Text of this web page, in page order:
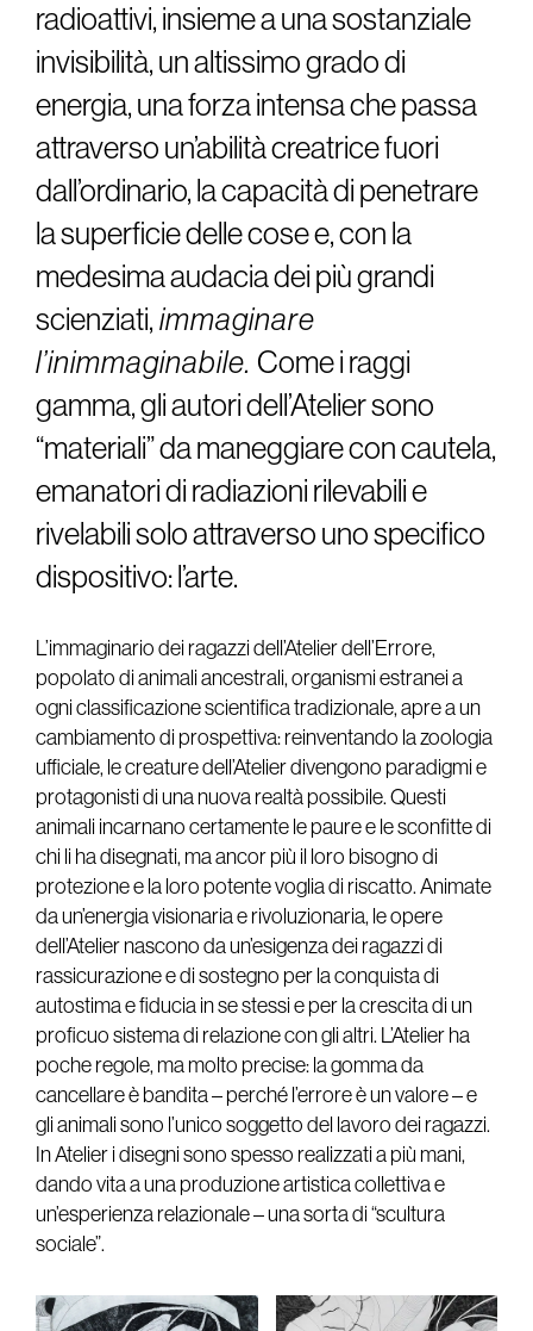
radioattivi, insieme a una sostanziale
invisibilità, un altissimo grado di
energia, una forza intensa che passa
attraverso un’abilità creatrice fuori
dall’ordinario, la capacità di penetrare
la superficie delle cose e, con la
medesima audacia dei più grandi
scienziati, immaginare
l’inimmaginabile. Come i raggi
gamma, gli autori dell’Atelier sono
“materiali” da maneggiare con cautela,
emanatori di radiazioni rilevabili e
rivelabili solo attraverso uno specifico
dispositivo: l’arte.
L’immaginario dei ragazzi dell’Atelier dell’Errore,
popolato di animali ancestrali, organismi estranei a
ogni classificazione scientifica tradizionale, apre a un
cambiamento di prospettiva: reinventando la zoologia
ufficiale, le creature dell’Atelier divengono paradigmi e
protagonisti di una nuova realtà possibile. Questi
animali incarnano certamente le paure e le sconfitte di
chi li ha disegnati, ma ancor più il loro bisogno di
protezione e la loro potente voglia di riscatto. Animate
da un’energia visionaria e rivoluzionaria, le opere
dell’Atelier nascono da un’esigenza dei ragazzi di
rassicurazione e di sostegno per la conquista di
autostima e fiducia in se stessi e per la crescita di un
proficuo sistema di relazione con gli altri. L’Atelier ha
poche regole, ma molto precise: la gomma da
cancellare è bandita – perché l’errore è un valore – e
gli animali sono l’unico soggetto del lavoro dei ragazzi.
In Atelier i disegni sono spesso realizzati a più mani,
dando vita a una produzione artistica collettiva e
un’esperienza relazionale – una sorta di “scultura
sociale”.